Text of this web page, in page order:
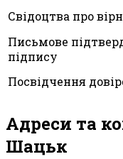
Свідоцтва про
Письмове
підпису
Посвідчення
Адреси та
Шацьк